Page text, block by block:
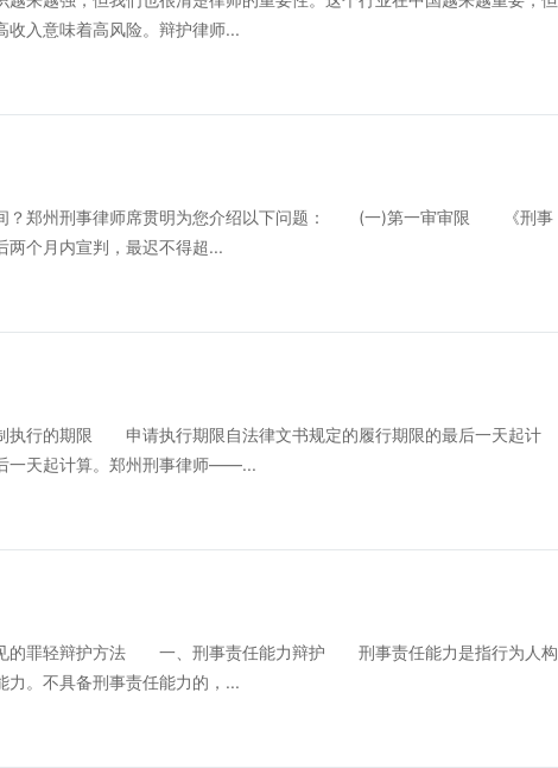
收入意味着高风险。辩护律师...
郑州刑事律师席贯明为您介绍以下问题： (一)第一审审限 《刑事
两个月内宣判，最迟不得超...
的期限 申请执行期限自法律文书规定的履行期限的最后一天起计
一天起计算。郑州刑事律师——...
罪轻辩护方法 一、刑事责任能力辩护 刑事责任能力是指行为人构
力。不具备刑事责任能力的，...